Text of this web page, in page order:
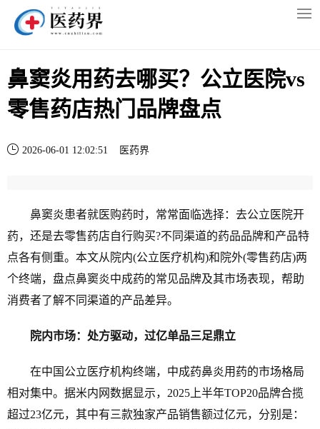
鼻窦炎用药去哪买？公立医院vs
零售药店热门品牌盘点
2026-06-01 12:02:51 医药界
鼻窦炎患者就医购药时，常常面临选择：去公立医院开
药，还是去零售药店自行购买?不同渠道的药品品牌和产品特
点各有侧重。本文从院内(公立医疗机构)和院外(零售药店)两
个终端，盘点鼻窦炎中成药的常见品牌及其市场表现，帮助
消费者了解不同渠道的产品差异。
院内市场：处方驱动，过亿单品三足鼎立
在中国公立医疗机构终端，中成药鼻炎用药的市场格局
相对集中。据米内网数据显示，2025上半年TOP20品牌合揽
超过23亿元，其中有三款独家产品销售额过亿元，分别是：